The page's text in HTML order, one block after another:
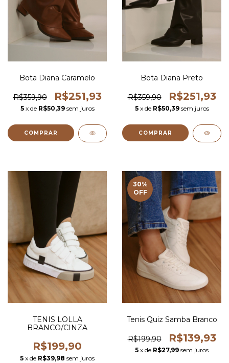
Bota Diana Caramelo
R$359,90 R$251,93
5 x de R$50,39 sem juros
COMPRAR
Bota Diana Preto
R$359,90 R$251,93
5 x de R$50,39 sem juros
COMPRAR
TENIS LOLLA
BRANCO/CINZA
R$199,90
5 x de R$39,98 sem juros
30%
OFF
Tenis Quiz Samba Branco
R$199,90 R$139,93
5 x de R$27,99 sem juros